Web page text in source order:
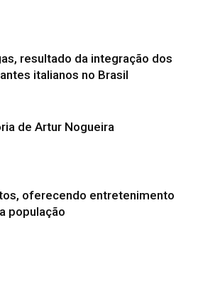
resultado da integração dos
italianos no Brasil
de Artur Nogueira
oferecendo entretenimento
população